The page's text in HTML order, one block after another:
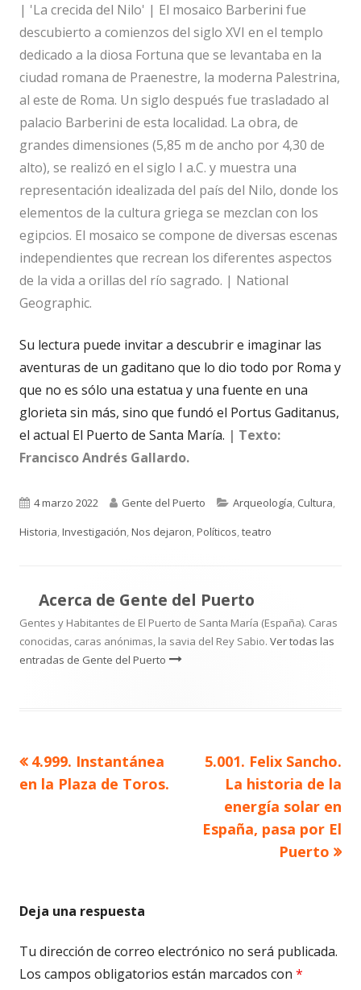
| 'La crecida del Nilo' | El mosaico Barberini fue
descubierto a comienzos del siglo XVI en el templo
dedicado a la diosa Fortuna que se levantaba en la
ciudad romana de Praenestre, la moderna Palestrina,
al este de Roma. Un siglo después fue trasladado al
palacio Barberini de esta localidad. La obra, de
grandes dimensiones (5,85 m de ancho por 4,30 de
alto), se realizó en el siglo I a.C. y muestra una
representación idealizada del país del Nilo, donde los
elementos de la cultura griega se mezclan con los
egipcios. El mosaico se compone de diversas escenas
independientes que recrean los diferentes aspectos
de la vida a orillas del río sagrado. | National
Geographic.
Su lectura puede invitar a descubrir e imaginar las
aventuras de un gaditano que lo dio todo por Roma y
que no es sólo una estatua y una fuente en una
glorieta sin más, sino que fundó el Portus Gaditanus,
el actual El Puerto de Santa María. | Texto:
Francisco Andrés Gallardo.
Publicado
el
4 marzo 2022 Autor
Gente del Puerto Categorías
Arqueología, Cultura,
Historia,Investigación,Nos dejaron,Políticos,teatro
Acerca de Gente del Puerto
Gentes y Habitantes de El Puerto de Santa María (España). Caras
conocidas, caras anónimas, la savia del Rey Sabio. Ver todas las
entradas de Gente del Puerto
Navegación
Artículo
anterior
4.999. Instantánea
en la Plaza de Toros.
Artículo
siguiente
5.001. Felix Sancho.
La historia de la
energía solar en
España, pasa por El
Puerto
Deja una respuesta
Tu dirección de correo electrónico no será publicada.
Los campos obligatorios están marcados con *